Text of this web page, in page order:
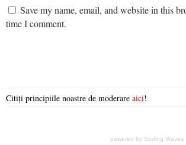
Save my name, email, and website in this
time I comment.
Citiți principiile noastre de moderare aici!
powered by Surfing Waves